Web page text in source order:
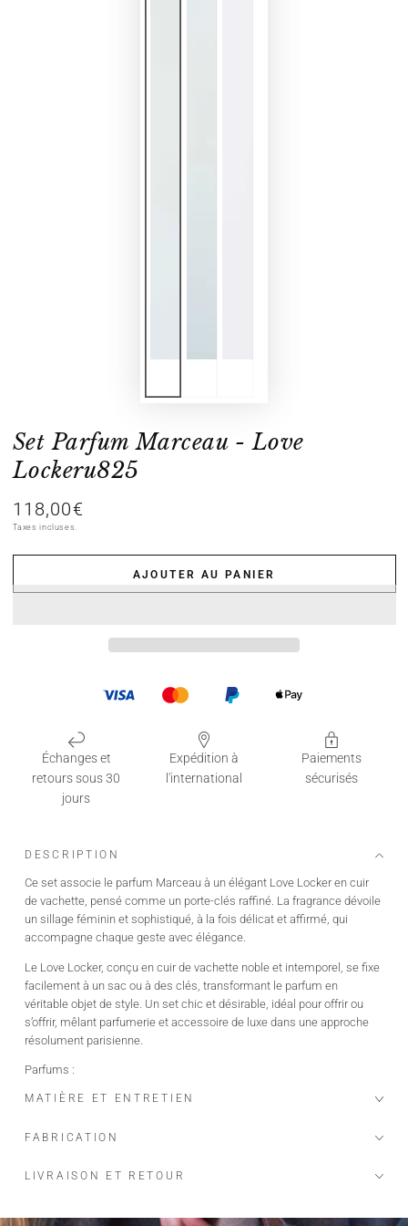
Set Parfum Marceau - Love
Lockeru825
Prix
normal
118,00€
Taxes incluses.
AJOUTER AU PANIER
Échanges et
retours sous 30
jours
Expédition à
l'international
Paiements
sécurisés
DESCRIPTION
Ce set associe le parfum Marceau à un élégant Love Locker en cuir
de vachette, pensé comme un porte-clés raffiné. La fragrance dévoile
un sillage féminin et sophistiqué, à la fois délicat et affirmé, qui
accompagne chaque geste avec élégance.
Le Love Locker, conçu en cuir de vachette noble et intemporel, se fixe
facilement à un sac ou à des clés, transformant le parfum en
véritable objet de style. Un set chic et désirable, idéal pour offrir ou
s’offrir, mêlant parfumerie et accessoire de luxe dans une approche
résolument parisienne.
Parfums :
Alcool dénaturé (SD Alcohol 39-C) 80 %
Eau 7 %
Origine : France
MATIÈRE ET ENTRETIEN
FABRICATION
LIVRAISON ET RETOUR